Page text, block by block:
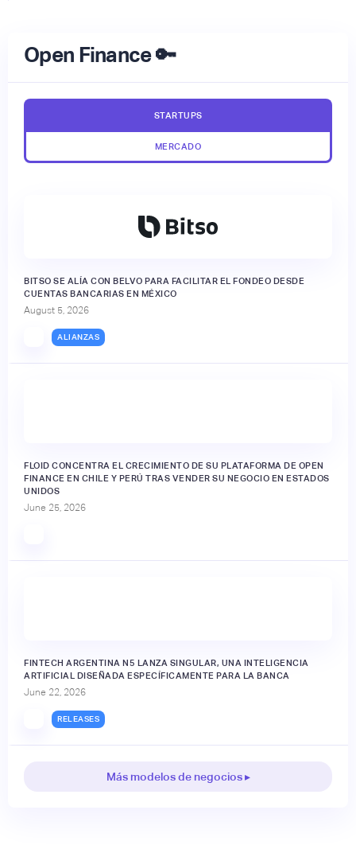
Open Finance 🔑
STARTUPS
MERCADO
BITSO SE ALÍA CON BELVO PARA FACILITAR EL FONDEO DESDE
CUENTAS BANCARIAS EN MÉXICO
August 5, 2026
ALIANZAS
FLOID CONCENTRA EL CRECIMIENTO DE SU PLATAFORMA DE OPEN
FINANCE EN CHILE Y PERÚ TRAS VENDER SU NEGOCIO EN ESTADOS
UNIDOS
June 25, 2026
FINTECH ARGENTINA N5 LANZA SINGULAR, UNA INTELIGENCIA
ARTIFICIAL DISEÑADA ESPECÍFICAMENTE PARA LA BANCA
June 22, 2026
RELEASES
Más modelos de negocios ▸